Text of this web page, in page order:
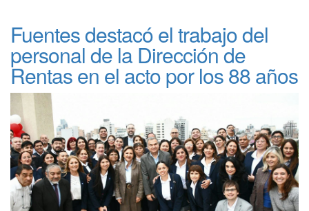
Fuentes destacó el trabajo del
personal de la Dirección de
Rentas en el acto por los 88 años